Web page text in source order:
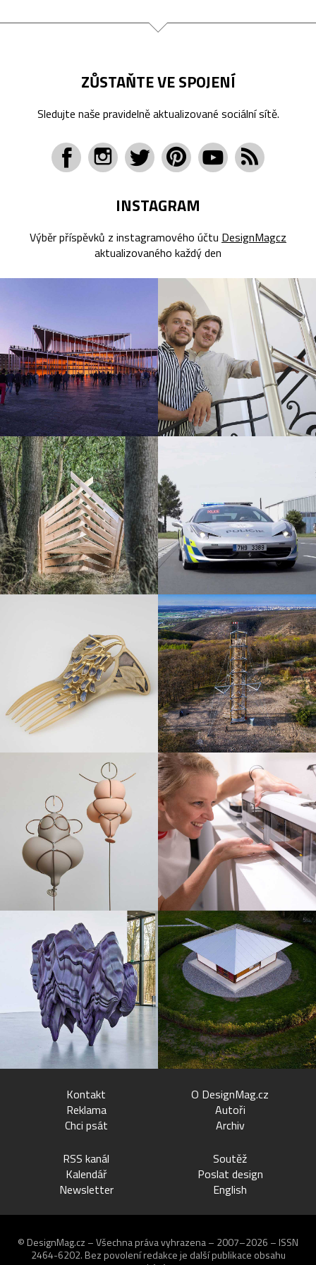
ZŮSTAŇTE VE SPOJENÍ
Sledujte naše pravidelně aktualizované sociální sítě.
INSTAGRAM
Výběr příspěvků z instagramového účtu DesignMagcz
aktualizovaného každý den
Kontakt
Reklama
Chci psát
O DesignMag.cz
Autoři
Archiv
RSS kanál
Kalendář
Newsletter
Soutěž
Poslat design
English
© DesignMag.cz – Všechna práva vyhrazena – 2007–2026 – ISSN
2464-6202. Bez povolení redakce je další publikace obsahu